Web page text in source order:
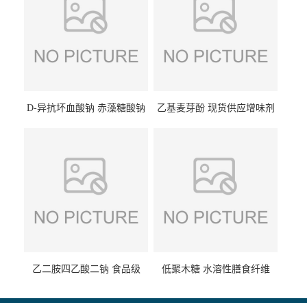
D-异抗坏血酸钠 赤藻糖酸钠
乙基麦芽酚 现货供应增味剂
乙二胺四乙酸二钠 食品级
低聚木糖 水溶性膳食纤维